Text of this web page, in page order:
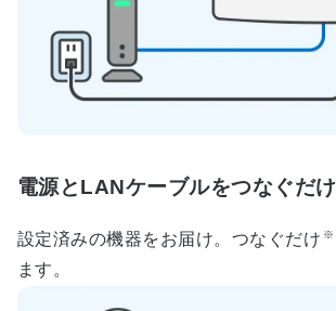
電源とLANケーブルをつなぐだけ
設定済みの機器をお届け。つなぐだけ ※
ます。